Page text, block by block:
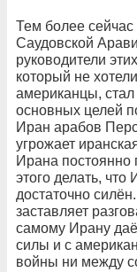
Тем более
Саудовской
руководители
который не
американцы,
основных целей
Иран арабов
угрожает
Ирана постоянно
этого делать,
достаточно
заставляет
самому Ирану
силы и с
войны ни между